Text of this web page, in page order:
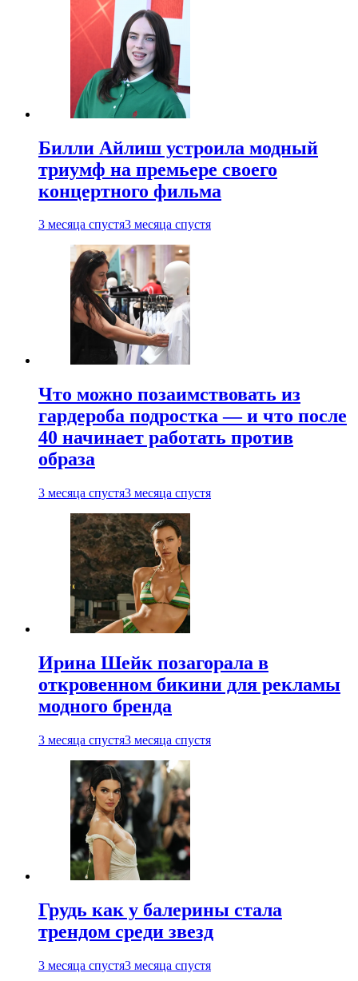
Билли Айлиш устроила модный
триумф на премьере своего
концертного фильма
3 месяца спустя3 месяца спустя
Что можно позаимствовать из
гардероба подростка — и что после
40 начинает работать против
образа
3 месяца спустя3 месяца спустя
Ирина Шейк позагорала в
откровенном бикини для рекламы
модного бренда
3 месяца спустя3 месяца спустя
Грудь как у балерины стала
трендом среди звезд
3 месяца спустя3 месяца спустя